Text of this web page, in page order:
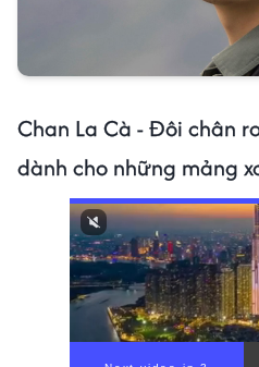
Chan La Cà - Đôi chân
dành cho những mảng